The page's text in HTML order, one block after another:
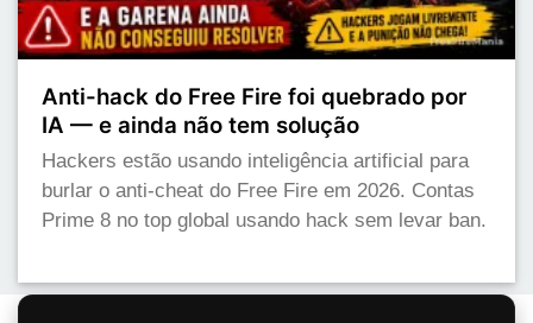
Anti-hack do Free Fire foi quebrado por
IA — e ainda não tem solução
Hackers estão usando inteligência artificial para
burlar o anti-cheat do Free Fire em 2026. Contas
Prime 8 no top global usando hack sem levar ban.